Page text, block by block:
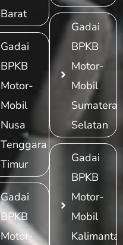
Barat
Gadai
BPKB
Motor-
Mobil
Nusa
Tenggara
Timur
Gadai
BPKB
Motor-
Gadai
BPKB
Motor-
Mobil
Sumatera
Selatan
Gadai
BPKB
Motor-
Mobil